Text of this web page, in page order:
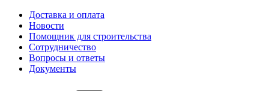
Доставка и оплата
Новости
Помощник для строительства
Сотрудничество
Вопросы и ответы
Документы